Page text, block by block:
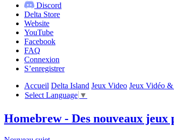
Discord
Delta Store
Website
YouTube
Facebook
FAQ
Connexion
S’enregistrer
Accueil Delta Island Jeux Video Jeux Vidéo
Select Language ▼
Homebrew - Des nouveaux jeux